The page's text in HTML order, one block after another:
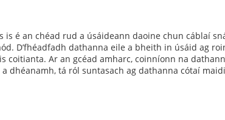
is é an chéad rud a úsáideann daoine chun cáblaí
D’fhéadfadh dathanna eile a bheith in úsáid ag
coitianta. Ar an gcéad amharc, coinníonn na
dhéanamh, tá ról suntasach ag dathanna cótaí